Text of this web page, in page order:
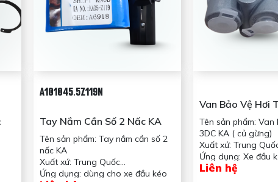
A101045.5Z119N
Tay Nắm Cần Số 2 Nấc KA
Tên sản phẩm: Tay nắm cần số 2
nấc KA
Xuất xứ: Trung Quốc
Ứng dụng: dùng cho xe đầu kéo
Van Bảo Vệ Hơi
Củ Gừng)
Tên sản phẩm:
3DC KA ( củ gừng)
Xuất xứ: Trung
Ứng dụng: Xe đầu
Công dụng sản
Liên hệ